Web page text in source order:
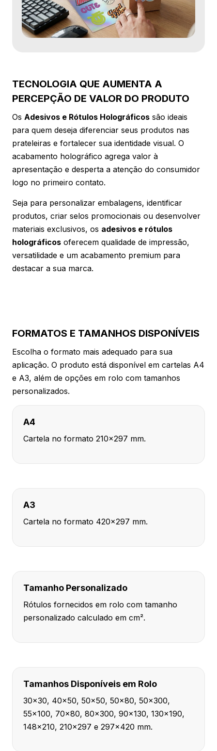
TECNOLOGIA QUE AUMENTA A
PERCEPÇÃO DE VALOR DO PRODUTO
Os Adesivos e Rótulos Holográficos são ideais
para quem deseja diferenciar seus produtos nas
prateleiras e fortalecer sua identidade visual. O
acabamento holográfico agrega valor à
apresentação e desperta a atenção do consumidor
logo no primeiro contato.
Seja para personalizar embalagens, identificar
produtos, criar selos promocionais ou desenvolver
materiais exclusivos, os adesivos e rótulos
holográficos oferecem qualidade de impressão,
versatilidade e um acabamento premium para
destacar a sua marca.
FORMATOS E TAMANHOS DISPONÍVEIS
Escolha o formato mais adequado para sua
aplicação. O produto está disponível em cartelas A4
e A3, além de opções em rolo com tamanhos
personalizados.
A4
Cartela no formato 210x297 mm.
A3
Cartela no formato 420x297 mm.
Tamanho Personalizado
Rótulos fornecidos em rolo com tamanho
personalizado calculado em cm².
Tamanhos Disponíveis em Rolo
30x30, 40x50, 50x50, 50x80, 50x300,
55x100, 70x80, 80x300, 90x130, 130x190,
148x210, 210x297 e 297x420 mm.